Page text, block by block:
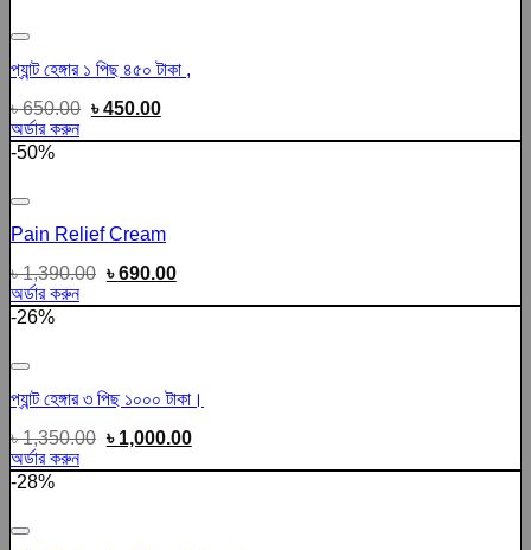
প্যান্ট হেঙ্গার ১ পিছ ৪৫০ টাকা ,
৳650.00 ৳450.00
অর্ডার করুন
-50%
Pain Relief Cream
৳1,390.00 ৳690.00
অর্ডার করুন
-26%
প্যান্ট হেঙ্গার ৩ পিছ ১০০০ টাকা।
৳1,350.00 ৳ 1,000.00
অর্ডার করুন
-28%